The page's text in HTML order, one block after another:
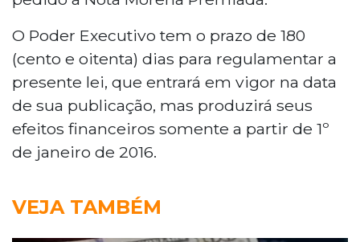
O Poder Executivo tem o prazo de 180
(cento e oitenta) dias para regulamentar a
presente lei, que entrará em vigor na data
de sua publicação, mas produzirá seus
efeitos financeiros somente a partir de 1º
de janeiro de 2016.
VEJA TAMBÉM